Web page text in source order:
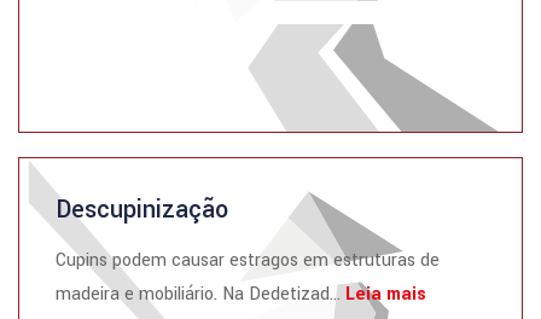
Descupinização
Cupins podem causar estragos em estruturas de
madeira e mobiliário. Na Dedetizad... Leia mais